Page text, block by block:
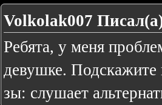
Volkolak007
Ребята, у меня
девушке. Подскажите
зы: слушает